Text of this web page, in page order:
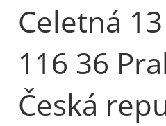
Celetná 13
116 36
Česká